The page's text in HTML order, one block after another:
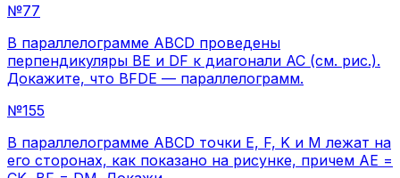
№77
В параллелограмме АВСD проведены
перпендикуляры ВЕ и DF к диагонали АС (см. рис.).
Докажите, что ВFDЕ — параллелограмм.
№155
В параллелограмме АВСD точки E, F, K и М лежат на
его сторонах, как показано на рисунке, причем АЕ =